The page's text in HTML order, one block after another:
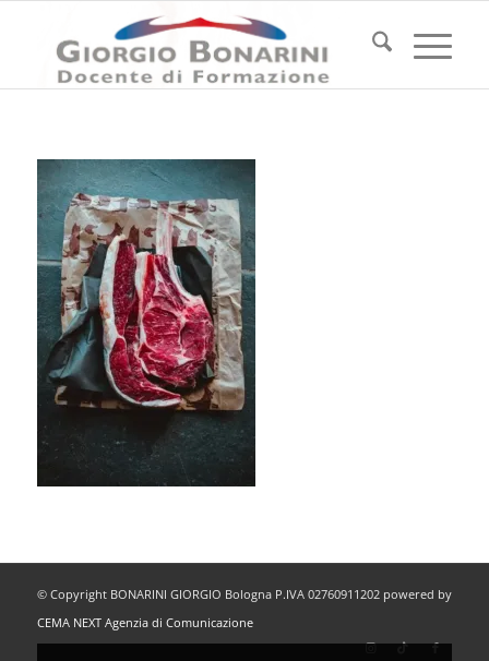
© Copyright BONARINI GIORGIO Bologna P.IVA 02760911202 powered by
CEMA NEXT Agenzia di Comunicazione